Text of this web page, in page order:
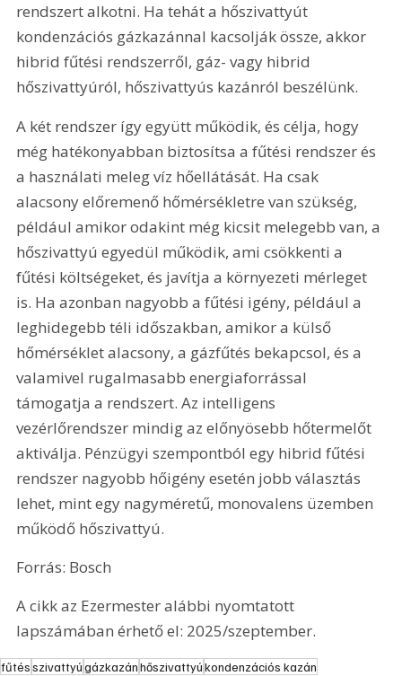
rendszert alkotni. Ha tehát a hőszivattyút
kondenzációs gázkazánnal kacsolják össze, akkor
hibrid fűtési rendszerről, gáz- vagy hibrid
hőszivattyúról, hőszivattyús kazánról beszélünk.
A két rendszer így együtt működik, és célja, hogy
még hatékonyabban biztosítsa a fűtési rendszer és
a használati meleg víz hőellátását. Ha csak
alacsony előremenő hőmérsékletre van szükség,
például amikor odakint még kicsit melegebb van, a
hőszivattyú egyedül működik, ami csökkenti a
fűtési költségeket, és javítja a környezeti mérleget
is. Ha azonban nagyobb a fűtési igény, például a
leghidegebb téli időszakban, amikor a külső
hőmérséklet alacsony, a gázfűtés bekapcsol, és a
valamivel rugalmasabb energiaforrással
támogatja a rendszert. Az intelligens
vezérlőrendszer mindig az előnyösebb hőtermelőt
aktiválja. Pénzügyi szempontból egy hibrid fűtési
rendszer nagyobb hőigény esetén jobb választás
lehet, mint egy nagyméretű, monovalens üzemben
működő hőszivattyú.
Forrás: Bosch
A cikk az Ezermester alábbi nyomtatott
lapszámában érhető el: 2025/szeptember.
fűtésszivattyúgázkazánhőszivattyúkondenzációs kazán